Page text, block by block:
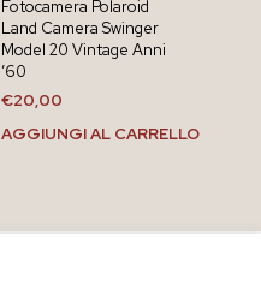
Fotocamera Polaroid
Land Camera Swinger
Model 20 Vintage Anni
’60
€20,00
AGGIUNGI AL CARRELLO